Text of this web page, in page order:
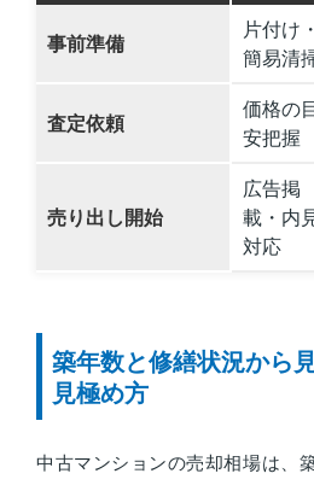
事前準備
片付け・
簡易清
査定依頼
価格の
安把握
売り出し開始
広告掲
載・内
対応
築年数と修繕状況から
見極め方
中古マンションの売却相場は、